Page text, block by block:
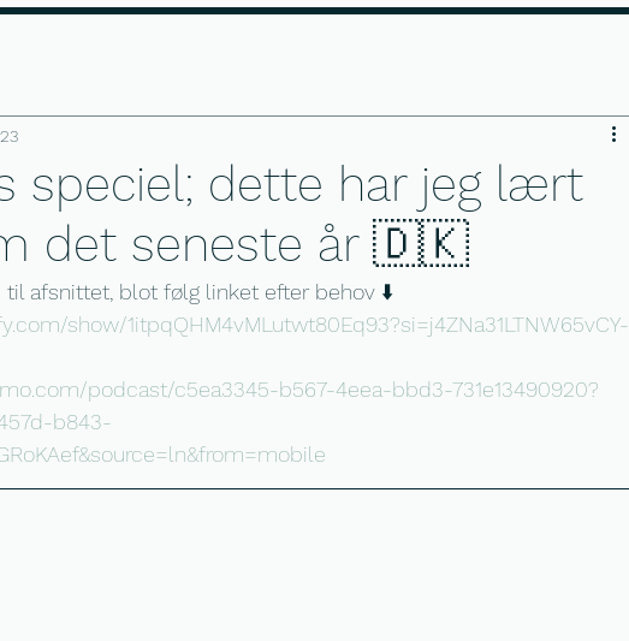
speciel; dette har jeg lært
det seneste år 🇩🇰
afsnittet, blot følg linket efter behov ⬇️
show/1itpqQHM4vMLutwt80Eq93?si=j4ZNa31LTNW65vCY-
podcast/c5ea3345-b567-4eea-bbd3-731e13490920?
b843-